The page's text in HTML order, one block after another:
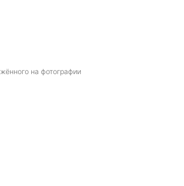
на фотографии